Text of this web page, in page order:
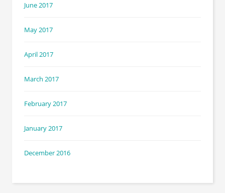
June 2017
May 2017
April 2017
March 2017
February 2017
January 2017
December 2016